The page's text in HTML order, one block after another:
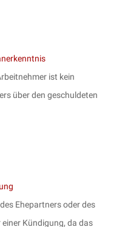
ist kein
über den geschuldeten
Ehepartners oder des
Kündigung, da das